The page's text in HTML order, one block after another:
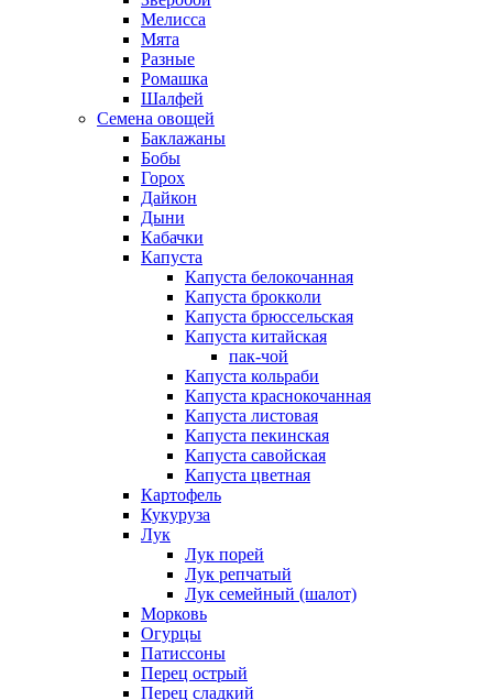
Мелисса
Мята
Разные
Ромашка
Шалфей
Семена овощей
Баклажаны
Бобы
Горох
Дайкон
Дыни
Кабачки
Капуста
Капуста белокочанная
Капуста брокколи
Капуста брюссельская
Капуста китайская
пак-чой
Капуста кольраби
Капуста краснокочанная
Капуста листовая
Капуста пекинская
Капуста савойская
Капуста цветная
Картофель
Кукуруза
Лук
Лук порей
Лук репчатый
Лук семейный (шалот)
Морковь
Огурцы
Патиссоны
Перец острый
Перец сладкий